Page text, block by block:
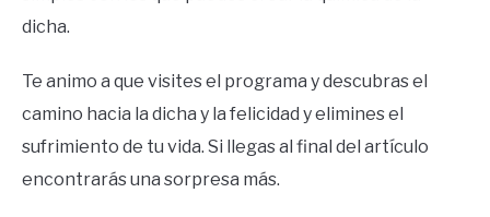
dicha.
Te animo a que visites el programa y descubras el
camino hacia la dicha y la felicidad y elimines el
sufrimiento de tu vida. Si llegas al final del artículo
encontrarás una sorpresa más.